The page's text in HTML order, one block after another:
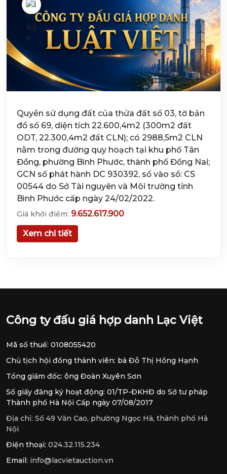
Quyền sử dụng đất của thửa đất số 03, tờ bản
đồ số 69, diện tích 22.600,4m2 (300m2 đất
ODT, 22.300,4m2 đất CLN); có 2988,5m2 CLN
nằm trong đường quy hoạch tại khu phố Tân
Đồng, phường Bình Phước, thành phố Đồng Nai;
GCN số phát hành DC 930392, số vào sổ: CS
00544 do Sở Tài nguyên và Môi trường tỉnh
Bình Phước cấp ngày 24/02/2022.
Giá khởi điểm: 9.652.617.900
Xem chi tiết
Công ty đấu giá hợp danh Lạc Việt
Mã số thuế: 0108055420
Chủ tịch hội đồng thành viên: bà Đỗ Thị Hồng Hạnh
Tổng giám đốc: ông Đoàn Xuyên Sơn
Số giấy đăng ký hoạt động: 01/TP-ĐKHĐ do Sở tư pháp
Thành phố Hà Nội Cấp ngày 07/08/2017
Địa chỉ: Số 49 Văn Cao, phường Ngọc Hà, thành phố Hà
Nội
Điện thoại: 024.32.115.234
Email: info@lacvietauction.vn